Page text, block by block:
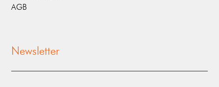
AGB
Newsletter